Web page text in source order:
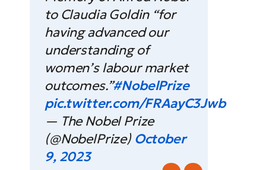
to Claudia Goldin “for
having advanced our
understanding of
women’s labour market
outcomes.”#NobelPrize
pic.twitter.com/FRAayC3Jwb
— The Nobel Prize
(@NobelPrize) October
9, 2023